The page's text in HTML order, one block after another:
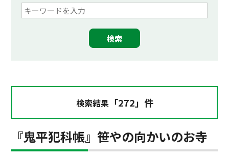
検索結果「272」件
『鬼平犯科帳』笹やの向かいのお寺